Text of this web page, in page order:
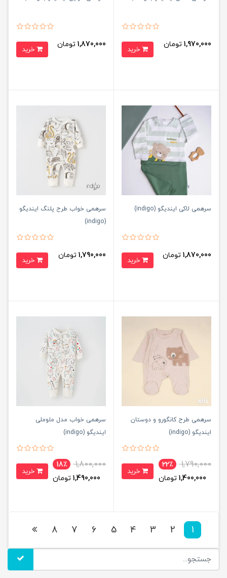
1,970,000 تومان 1,870,000 تومان
سرهمی لاکی ایندیگو (indigo)
1,870,000 تومان
سرهمی خواب طرح پلنگ ایندیگو
(indigo)
1,790,000 تومان
سرهمی طرح کانگورو و دوستان
ایندیگو (indigo)
1,790,000
22٪
1,400,000 تومان
سرهمی خواب مدل ملوملی
ایندیگو (indigo)
1,800,000
18٪
1,490,000 تومان
1
2
3
4
5
6
7
8